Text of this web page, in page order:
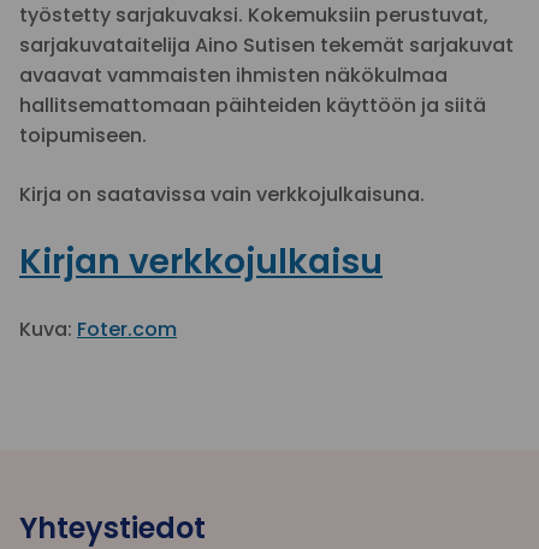
työstetty sarjakuvaksi. Kokemuksiin perustuvat,
sarjakuvataitelija Aino Sutisen tekemät sarjakuvat
avaavat vammaisten ihmisten näkökulmaa
hallitsemattomaan päihteiden käyttöön ja siitä
toipumiseen.
Kirja on saatavissa vain verkkojulkaisuna.
Kirjan verkkojulkaisu
Kuva: Foter.com
Yhteystiedot